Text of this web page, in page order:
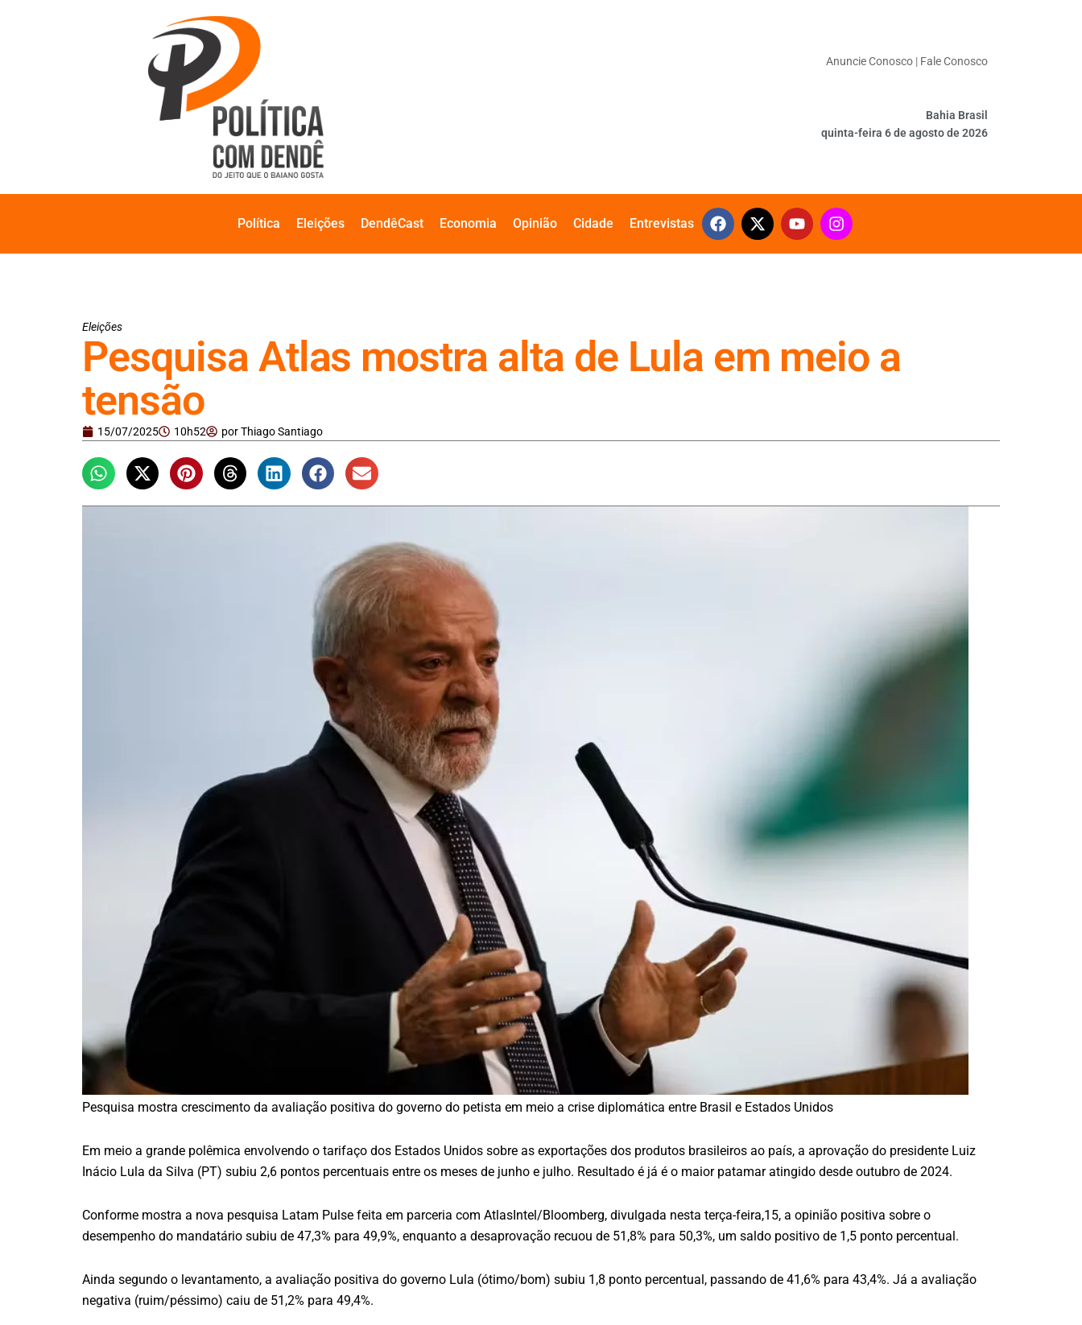
Anuncie Conosco | Fale Conosco
Bahia Brasil
quinta-feira 6 de agosto de 2026
Política Eleições DendêCast Economia Opinião Cidade Entrevistas
Eleições
Pesquisa Atlas mostra alta de Lula em meio a
tensão
15/07/2025 10h52 porThiago Santiago
Pesquisa mostra crescimento da avaliação positiva do governo do petista em meio a crise diplomática entre Brasil e Estados Unidos
Em meio a grande polêmica envolvendo o tarifaço dos Estados Unidos sobre as exportações dos produtos brasileiros ao país, a aprovação do presidente Luiz
Inácio Lula da Silva (PT) subiu 2,6 pontos percentuais entre os meses de junho e julho. Resultado é já é o maior patamar atingido desde outubro de 2024.
Conforme mostra a nova pesquisa Latam Pulse feita em parceria com AtlasIntel/Bloomberg, divulgada nesta terça-feira,15, a opinião positiva sobre o
desempenho do mandatário subiu de 47,3% para 49,9%, enquanto a desaprovação recuou de 51,8% para 50,3%, um saldo positivo de 1,5 ponto percentual.
Ainda segundo o levantamento, a avaliação positiva do governo Lula (ótimo/bom) subiu 1,8 ponto percentual, passando de 41,6% para 43,4%. Já a avaliação
negativa (ruim/péssimo) caiu de 51,2% para 49,4%.